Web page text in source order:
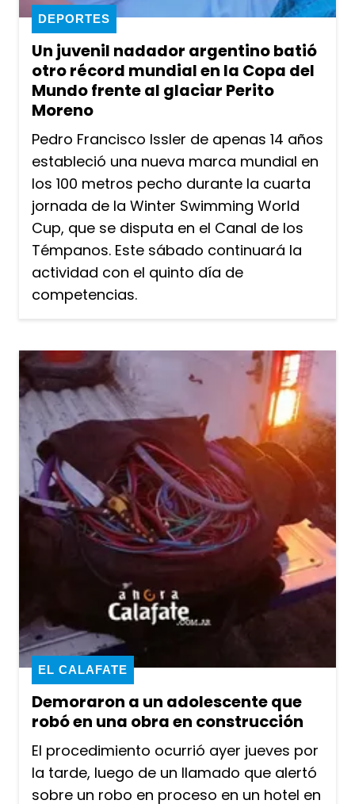
Un juvenil nadador argentino batió
otro récord mundial en la Copa del
Mundo frente al glaciar Perito
Moreno
DEPORTES
Pedro Francisco Issler de apenas 14 años
estableció una nueva marca mundial en
los 100 metros pecho durante la cuarta
jornada de la Winter Swimming World
Cup, que se disputa en el Canal de los
Témpanos. Este sábado continuará la
actividad con el quinto día de
competencias.
Demoraron a un adolescente que
robó en una obra en construcción
EL CALAFATE
El procedimiento ocurrió ayer jueves por
la tarde, luego de un llamado que alertó
sobre un robo en proceso en un hotel en